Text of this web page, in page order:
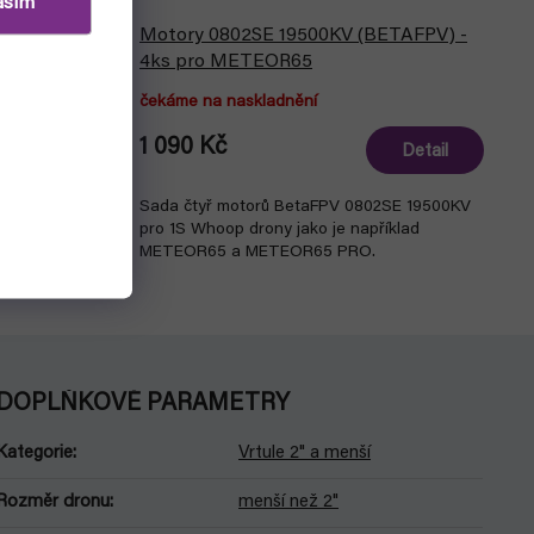
Motory 0802SE 19500KV (BETAFPV) -
4ks pro METEOR65
čekáme na naskladnění
1 090 Kč Detail
Sada čtyř motorů BetaFPV 0802SE 19500KV
pro 1S Whoop drony jako je například
METEOR65 a METEOR65 PRO.
PARAMETRY
: Vrtule 2" a menší
dronu: menší než 2"